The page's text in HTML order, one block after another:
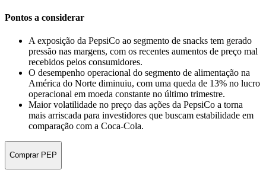
Pontos a considerar
A exposição da PepsiCo ao segmento de snacks tem gerado
pressão nas margens, com os recentes aumentos de preço mal
recebidos pelos consumidores.
O desempenho operacional do segmento de alimentação na
América do Norte diminuiu, com uma queda de 13% no lucro
operacional em moeda constante no último trimestre.
Maior volatilidade no preço das ações da PepsiCo a torna
mais arriscada para investidores que buscam estabilidade em
comparação com a Coca-Cola.
Comprar PEP